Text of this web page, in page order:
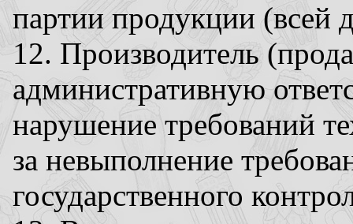
партии продукции (всей
12. Производитель
административную
нарушение требований
за невыполнение
государственного